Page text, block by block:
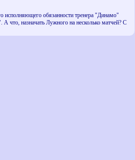
исполняющего обязанности тренера "Динамо"
что, назначать Лужного на несколько матчей? С